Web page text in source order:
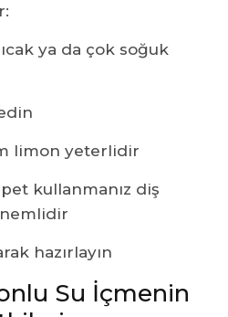
ya da çok soğuk
limon yeterlidir
kullanmanız diş
hazırlayın
Su İçmenin